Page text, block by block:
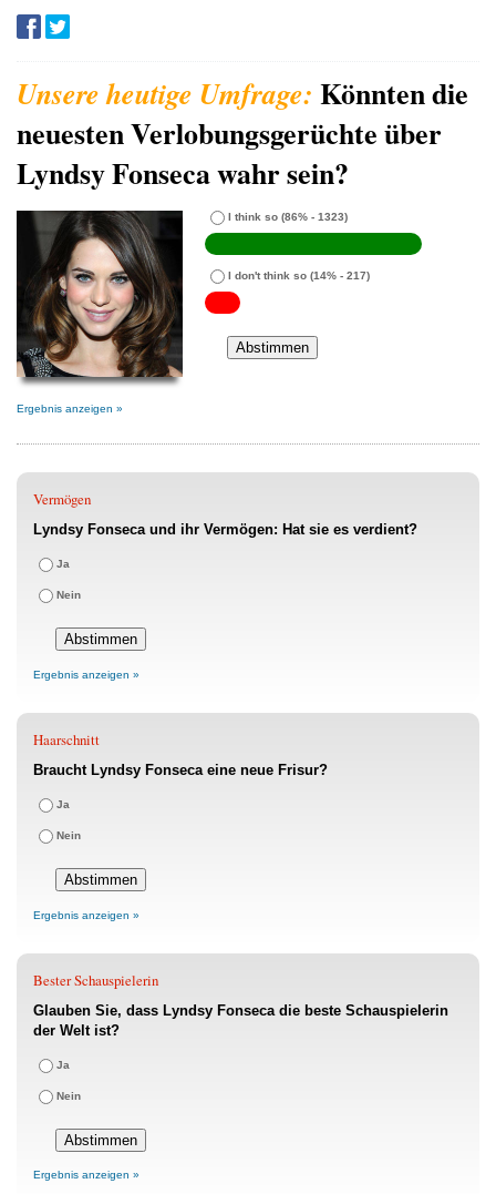
Könnten die
neuesten Verlobungsgerüchte über
Lyndsy Fonseca wahr sein?
I think so (86% - 1323)
I don't think so (14% - 217)
Ergebnis anzeigen »
Vermögen
Lyndsy Fonseca und ihr Vermögen: Hat sie es verdient?
Ja
Nein
Ergebnis anzeigen »
Haarschnitt
Braucht Lyndsy Fonseca eine neue Frisur?
Ja
Nein
Ergebnis anzeigen »
Bester Schauspielerin
Glauben Sie, dass Lyndsy Fonseca die beste Schauspielerin
der Welt ist?
Ja
Nein
Ergebnis anzeigen »